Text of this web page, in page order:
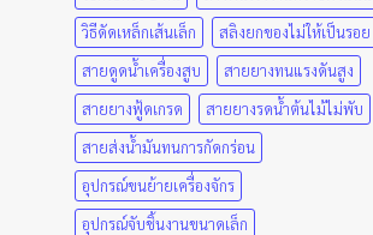
วิธีดัดเหล็กเส้นเล็ก
สลิงยกของไม่ให้เป็นรอย
สายดูดน้ำเครื่องสูบ
สายยางทนแรงดันสูง
สายยางฟู้ดเกรด
สายยางรดน้ำต้นไม้ไม่พับ
สายส่งน้ำมันทนการกัดกร่อน
อุปกรณ์ขนย้ายเครื่องจักร
อุปกรณ์จับชิ้นงานขนาดเล็ก